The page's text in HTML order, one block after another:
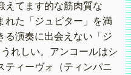
えてます的な筋肉質な
れた「ジュピター」を満
る演奏に出会えない「ジ
れしい。アンコールはシ
ティーヴォ（ティンパニ